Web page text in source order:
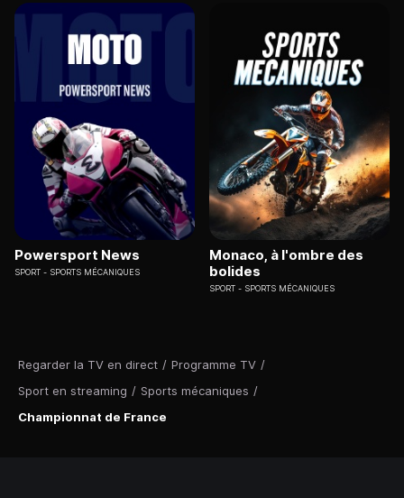
Regarder la TV en direct / Programme TV /
Sport en streaming / Sports mécaniques /
Championnat de France
Powersport News
SPORT SPORTS MÉCANIQUES
Monaco, à l'ombre des
bolides
SPORT SPORTS MÉCANIQUES